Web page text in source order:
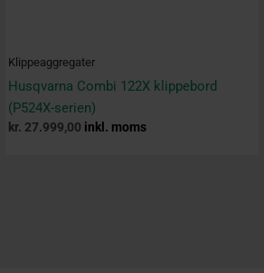
Klippeaggregater
Husqvarna Combi 122X klippebord
(P524X-serien)
kr. 27.999,00 inkl. moms